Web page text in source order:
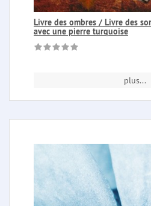
Livre des ombres / Livre des
avec une pierre turquoise
plus...